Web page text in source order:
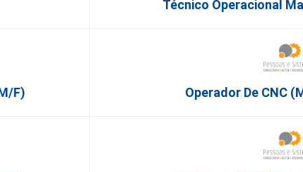
Técnico Operacional
f) Operador De CNC